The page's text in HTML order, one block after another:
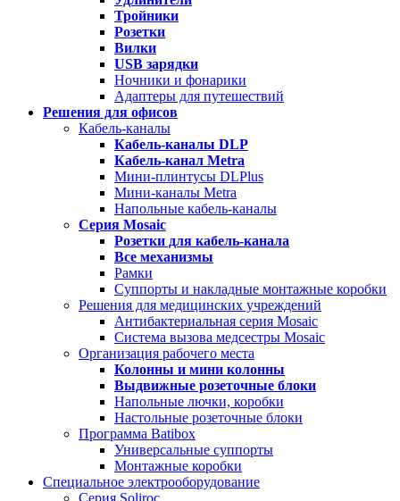
Тройники
Розетки
Вилки
USB зарядки
Ночники и фонарики
Адаптеры для путешествий
Решения для офисов
Кабель-каналы
Кабель-каналы DLP
Кабель-канал Metra
Мини-плинтусы DLPlus
Мини-каналы Metra
Напольные кабель-каналы
Серия Mosaic
Розетки для кабель-канала
Все механизмы
Рамки
Суппорты и накладные монтажные коробки
Решения для медицинских учреждений
Антибактериальная серия Mosaic
Система вызова медсестры Mosaic
Организация рабочего места
Колонны и мини колонны
Выдвижные розеточные блоки
Напольные лючки, коробки
Настольные розеточные блоки
Программа Batibox
Универсальные суппорты
Монтажные коробки
Специальное электрооборудование
Серия Soliroc